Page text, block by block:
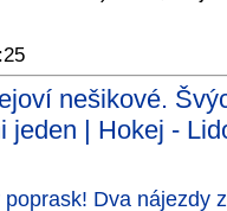
nešikové.
jeden | Hokej -
poprask! Dva nájezdy